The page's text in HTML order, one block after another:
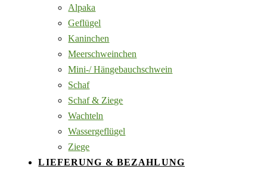
Alpaka
Geflügel
Kaninchen
Meerschweinchen
Mini-/ Hängebauchschwein
Schaf
Schaf & Ziege
Wachteln
Wassergeflügel
Ziege
LIEFERUNG & BEZAHLUNG